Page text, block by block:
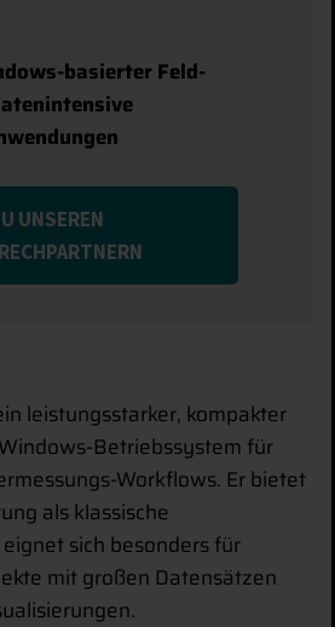
basierter Feld-
UNSEREN
leistungsstarker, kompakter
Betriebssystem für
Workflows. Er bietet
als klassische
sich besonders für
mit großen Datensätzen